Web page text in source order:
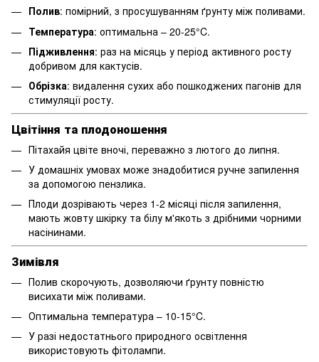
Полив: помірний, з просушуванням ґрунту між поливами.
Температура: оптимальна – 20-25°C.
Підживлення: раз на місяць у період активного росту
добривом для кактусів.
Обрізка: видалення сухих або пошкоджених пагонів для
стимуляції росту.
Цвітіння та плодоношення
Пітахайя цвіте вночі, переважно з лютого до липня.
У домашніх умовах може знадобитися ручне запилення
за допомогою пензлика.
Плоди дозрівають через 1-2 місяці після запилення,
мають жовту шкірку та білу м'якоть з дрібними чорними
насінинами.
Зимівля
Полив скорочують, дозволяючи ґрунту повністю
висихати між поливами.
Оптимальна температура – 10-15°C.
У разі недостатнього природного освітлення
використовують фітолампи.